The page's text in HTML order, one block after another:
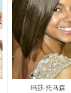
玛莎·托马森